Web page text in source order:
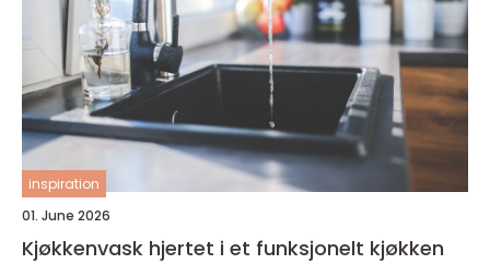
inspiration
01. June 2026
Kjøkkenvask hjertet i et funksjonelt kjøkken